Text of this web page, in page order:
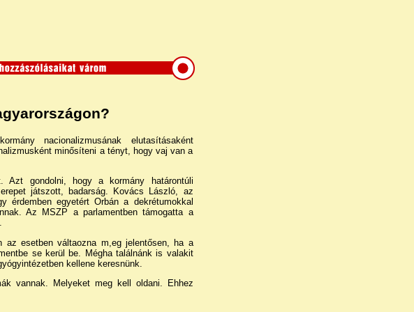
nacionalizmusának elutasításaként
minősíteni a tényt, hogy vaj van a
Azt gondolni, hogy a kormány határontúli
játszott, badarság. Kovács László, az
érdemben egyetért Orbán a dekrétumokkal
Az MSZP a parlamentben támogatta a
az esetben váltaozna m,eg jelentősen, ha a
se kerül be. Mégha találnánk is valakit
kellene keresnünk.
vannak. Melyeket meg kell oldani. Ehhez